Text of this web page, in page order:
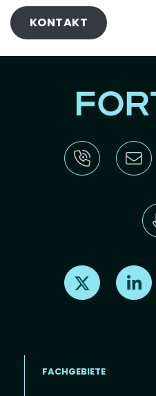
KONTAKT
Find us on X
FACHGEBIETE